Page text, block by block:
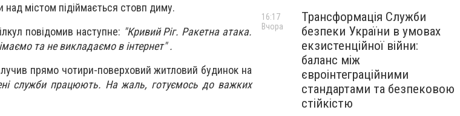
над містом підіймається стовп диму.
повідомив наступне: "Кривий Ріг. Ракетна атака.
та не викладаємо в інтернет" .
прямо чотири-поверховий житловий будинок на
служби працюють. На жаль, готуємось до важких
Трансформація Служби
безпеки України в умовах
екзистенційної війни:
баланс між
євроінтеграційними
стандартами та безпековою
стійкістю
16:17
Вчора